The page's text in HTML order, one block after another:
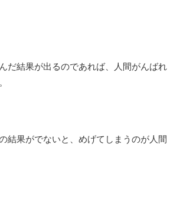
だ結果が出るのであれば、人間がんばれ
結果がでないと、めげてしまうのが人間